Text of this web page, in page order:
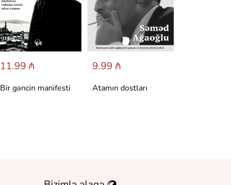
11.99 ₼
Bir gəncin manifesti
9.99 ₼
Atamın dostları